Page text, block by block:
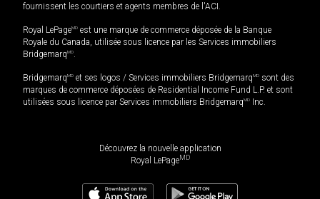
fournissent les courtiers et agents membres de l'ACI.
Royal LePageMD est une marque de commerce déposée de la Banque
Royale du Canada, utilisée sous licence par les Services immobiliers
BridgemarqMD
BridgemarqMD et ses logos / Services immobiliers BridgemarqMD sont des
marques de commerce déposées de Residential Income Fund L.P. et sont
utilisées sous licence par Services immobiliers BridgemarqMD Inc.
Découvrez la nouvelle application
Royal LePageMD